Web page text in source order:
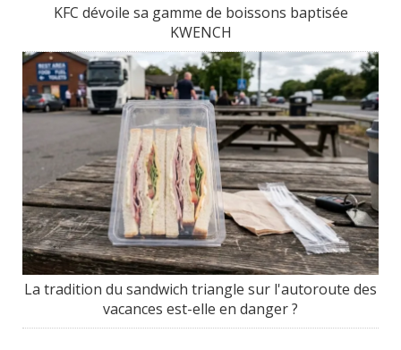
KFC dévoile sa gamme de boissons baptisée
KWENCH
La tradition du sandwich triangle sur l'autoroute des
vacances est-elle en danger ?